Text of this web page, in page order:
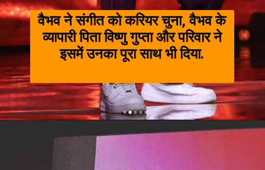
वैभव ने संगीत को करियर चुना, वैभव के
व्यापारी पिता विष्णु गुप्ता और परिवार ने
इसमें उनका पूरा साथ भी दिया.